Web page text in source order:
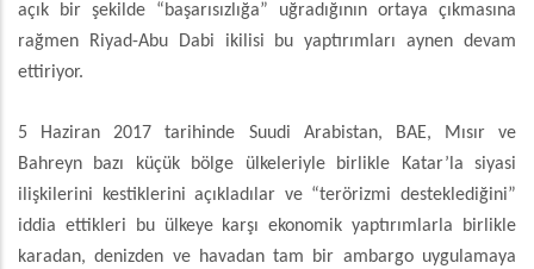
açık bir şekilde “başarısızlığa” uğradığının ortaya çıkmasına
rağmen Riyad-Abu Dabi ikilisi bu yaptırımları aynen devam
ettiriyor.
5 Haziran 2017 tarihinde Suudi Arabistan, BAE, Mısır ve
Bahreyn bazı küçük bölge ülkeleriyle birlikle Katar’la siyasi
ilişkilerini kestiklerini açıkladılar ve “terörizmi desteklediğini”
iddia ettikleri bu ülkeye karşı ekonomik yaptırımlarla birlikle
karadan, denizden ve havadan tam bir ambargo uygulamaya